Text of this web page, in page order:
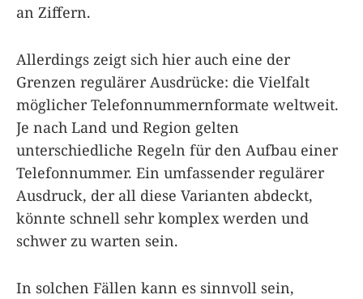
an Ziffern.
Allerdings zeigt sich hier auch eine der
Grenzen regulärer Ausdrücke: die Vielfalt
möglicher Telefonnummernformate weltweit.
Je nach Land und Region gelten
unterschiedliche Regeln für den Aufbau einer
Telefonnummer. Ein umfassender regulärer
Ausdruck, der all diese Varianten abdeckt,
könnte schnell sehr komplex werden und
schwer zu warten sein.
In solchen Fällen kann es sinnvoll sein,